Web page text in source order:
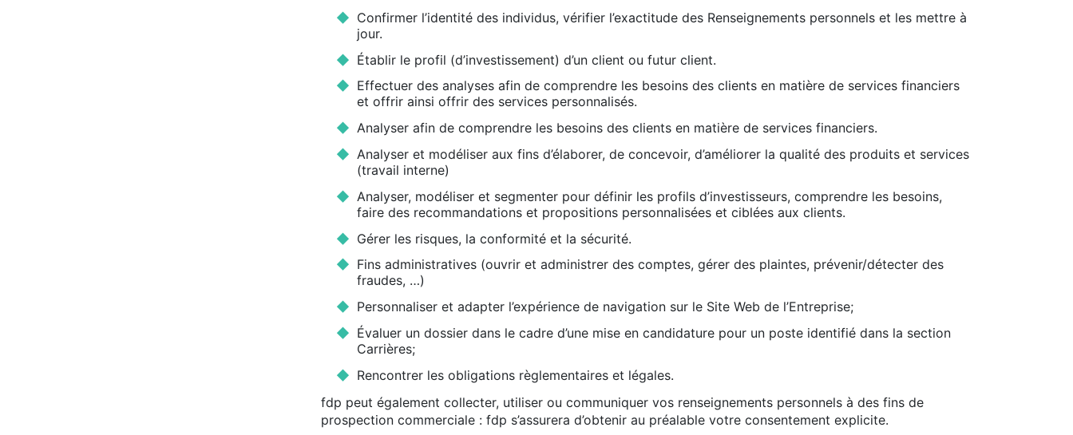
Confirmer l’identité des individus, vérifier l’exactitude des Renseignements personnels et les mettre à
jour.
Établir le profil (d’investissement) d’un client ou futur client.
Effectuer des analyses afin de comprendre les besoins des clients en matière de services financiers
et offrir ainsi offrir des services personnalisés.
Analyser afin de comprendre les besoins des clients en matière de services financiers.
Analyser et modéliser aux fins d’élaborer, de concevoir, d’améliorer la qualité des produits et services
(travail interne)
Analyser, modéliser et segmenter pour définir les profils d’investisseurs, comprendre les besoins,
faire des recommandations et propositions personnalisées et ciblées aux clients.
Gérer les risques, la conformité et la sécurité.
Fins administratives (ouvrir et administrer des comptes, gérer des plaintes, prévenir/détecter des
fraudes, …)
Personnaliser et adapter l’expérience de navigation sur le Site Web de l’Entreprise;
Évaluer un dossier dans le cadre d’une mise en candidature pour un poste identifié dans la section
Carrières;
Rencontrer les obligations règlementaires et légales.
fdp peut également collecter, utiliser ou communiquer vos renseignements personnels à des fins de
prospection commerciale : fdp s’assurera d’obtenir au préalable votre consentement explicite.